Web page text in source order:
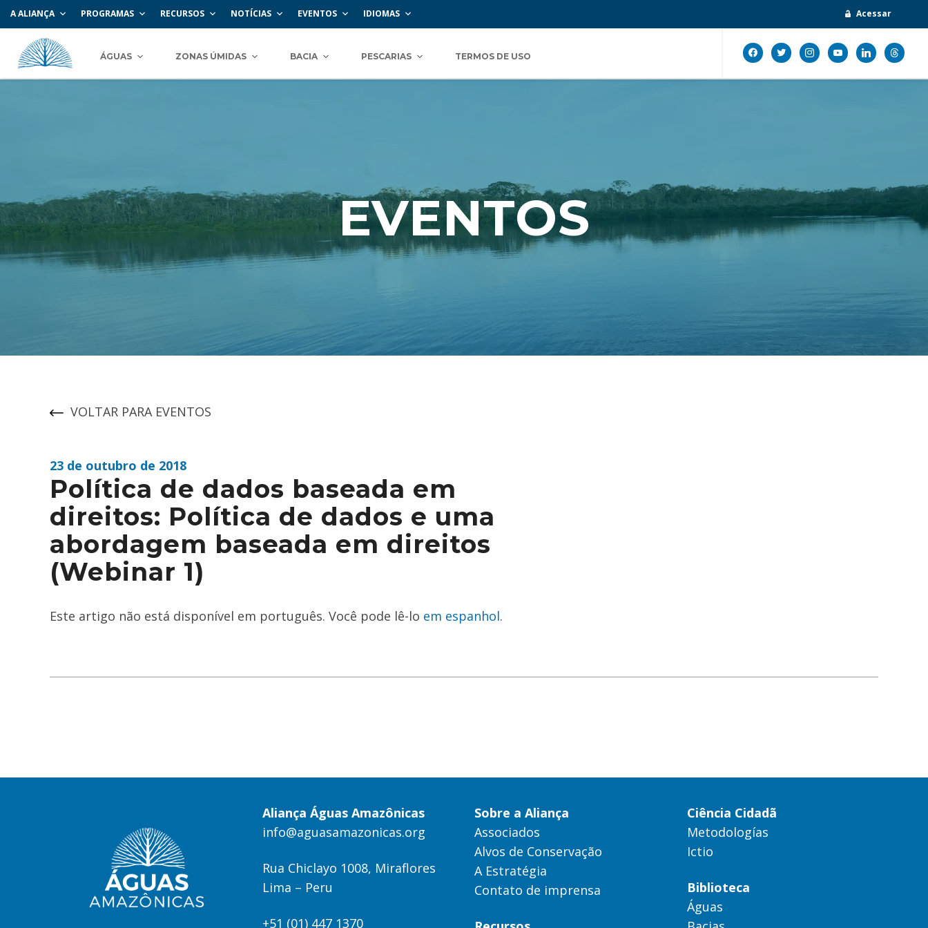
A ALIANÇA PROGRAMAS RECURSOS NOTÍCIAS EVENTOS IDIOMAS Acessar
ÁGUAS ZONAS ÚMIDAS BACIA PESCARIAS TERMOS DE USO
facebook
twitter instagramyoutubelinkedinthreads
EVENTOS
VOLTAR PARA EVENTOS
23 de outubro de 2018
Política de dados baseada em
direitos: Política de dados e uma
abordagem baseada em direitos
(Webinar 1)
Este artigo não está disponível em português. Você pode lê-lo em espanhol.
Aliança Águas Amazônicas
info@aguasamazonicas.org
Rua Chiclayo 1008, Miraflores
Lima – Peru
+51 (01) 447 1370
Sobre a Aliança
Associados
Alvos de Conservação
A Estratégia
Contato de imprensa
Ciência Cidadã
Metodologías
Ictio
Biblioteca
Águas